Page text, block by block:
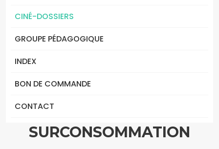
CINÉ-DOSSIERS
GROUPE PÉDAGOGIQUE
INDEX
BON DE COMMANDE
CONTACT
SURCONSOMMATION